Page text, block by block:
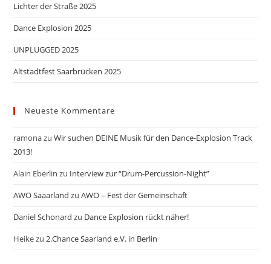
Lichter der Straße 2025
Dance Explosion 2025
UNPLUGGED 2025
Altstadtfest Saarbrücken 2025
Neueste Kommentare
ramonazuWir suchen DEINE Musik für den Dance-Explosion Track
2013!
Alain Eberlin zu Interview zur “Drum-Percussion-Night”
AWO Saaarland zuAWO – Fest der Gemeinschaft
Daniel Schonard zu Dance Explosion rückt näher!
Heikezu2.Chance Saarland e.V. in Berlin